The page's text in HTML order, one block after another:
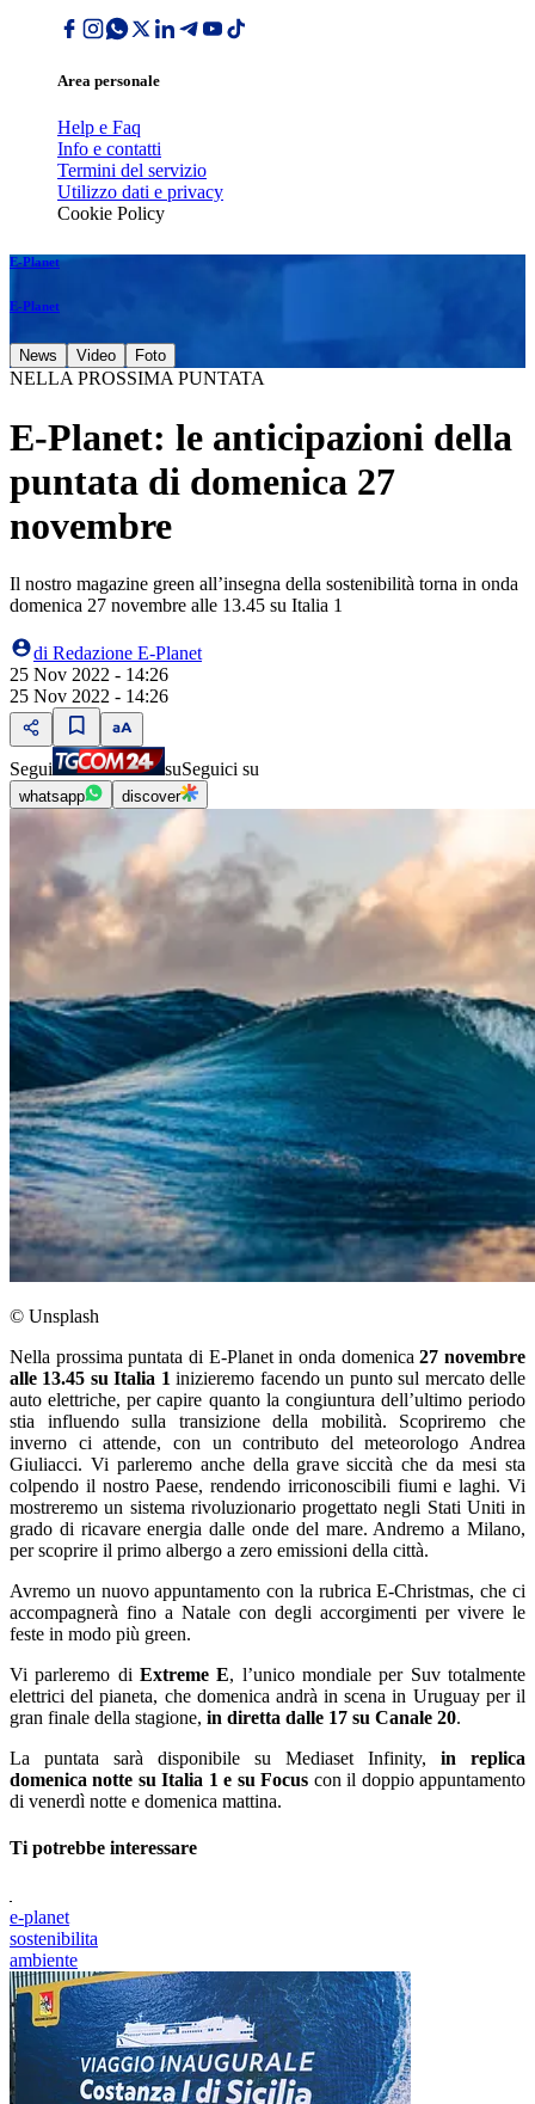
Area personale
Help e Faq
Info e contatti
Termini del servizio
Utilizzo dati e privacy
Cookie Policy
E-Planet
E-Planet
News Video Foto
NELLA PROSSIMA PUNTATA
E-Planet: le anticipazioni della
puntata di domenica 27
novembre
Il nostro magazine green all’insegna della sostenibilità torna in onda
domenica 27 novembre alle 13.45 su Italia 1
di Redazione E-Planet
25 Nov 2022 - 14:26
25 Nov 2022 - 14:26
Segui suSeguici su
whatsapp discover
© Unsplash
Nella prossima puntata di E-Planet in onda domenica27 novembre
alle 13.45 su Italia 1 inizieremo facendo un punto sul mercato delle
auto elettriche, per capire quanto la congiuntura dell’ultimo periodo
stia influendo sulla transizione della mobilità. Scopriremo che
inverno ci attende, con un contributo del meteorologo Andrea
Giuliacci. Vi parleremo anche della grave siccità che da mesi sta
colpendo il nostro Paese, rendendo irriconoscibili fiumi e laghi. Vi
mostreremo un sistema rivoluzionario progettato negli Stati Uniti in
grado di ricavare energia dalle onde del mare. Andremo a Milano,
per scoprire il primo albergo a zero emissioni della città.
Avremo un nuovo appuntamento con la rubrica E-Christmas, che ci
accompagnerà fino a Natale con degli accorgimenti per vivere le
feste in modo più green.
Vi parleremo di Extreme E, l’unico mondiale per Suv totalmente
elettrici del pianeta, che domenica andrà in scena in Uruguay per il
gran finale della stagione, in diretta dalle 17 su Canale 20.
La puntata sarà disponibile su Mediaset Infinity, in replica
domenica notte su Italia 1 e su Focus con il doppio appuntamento
di venerdì notte e domenica mattina.
Ti potrebbe interessare
e-planet
sostenibilita
ambiente